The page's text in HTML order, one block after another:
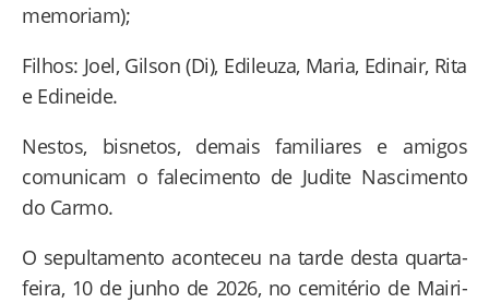
memoriam);
Filhos: Joel, Gilson (Di), Edileuza, Maria, Edinair, Rita
e Edineide.
Nestos, bisnetos, demais familiares e amigos
comunicam o falecimento de Judite Nascimento
do Carmo.
O sepultamento aconteceu na tarde desta quarta-
feira, 10 de junho de 2026, no cemitério de Mairi-